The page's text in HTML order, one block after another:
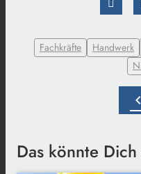
Fachkräfte Handwerk
chevron_left
Das könnte